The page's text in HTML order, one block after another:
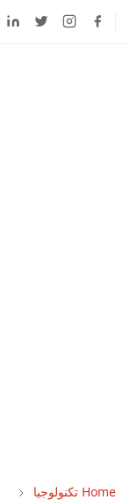
Home تكنولوجيا